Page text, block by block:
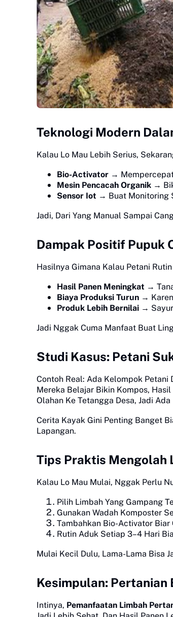
Teknologi Modern
Kalau Lo Mau Lebih Serius,
Bio-Activator →
Mesin Pencacah Organik →
Sensor Iot → Buat Monitoring
Jadi, Dari Yang Manual Sampai
Dampak Positif Pupuk
Hasilnya Gimana Kalau Petani
Hasil Panen Meningkat →
Biaya Produksi Turun →
Produk Lebih Bernilai →
Jadi Nggak Cuma Manfaat Buat
Studi Kasus: Petani
Contoh Real: Ada Kelompok Petani
Mereka Belajar Bikin Kompos,
Olahan Ke Tetangga Desa, Jadi
Cerita Kayak Gini Penting Banget
Lapangan.
Tips Praktis Mengolah
Kalau Lo Mau Mulai, Nggak Perlu
Pilih Limbah Yang Gampang
Gunakan Wadah Komposter
Tambahkan Bio-Activator Biar
Rutin Aduk Setiap 3–4 Hari
Mulai Kecil Dulu, Lama-Lama Bisa
Kesimpulan:
Intinya, Pemanfaatan Limbah